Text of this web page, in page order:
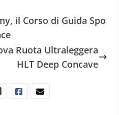
il Corso di Guida Spo
Ruota Ultraleggera
HLT Deep Concave